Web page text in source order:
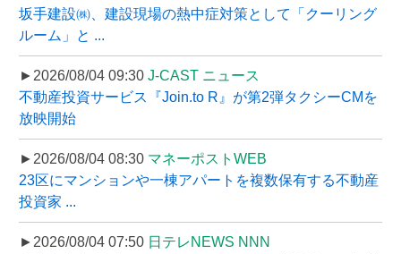
坂手建設㈱、建設現場の熱中症対策として「クーリング
ルーム」と ...
►2026/08/04 09:30 J-CAST ニュース
不動産投資サービス『Join.to R』が第2弾タクシーCMを
放映開始
►2026/08/04 08:30 マネーポストWEB
23区にマンションや一棟アパートを複数保有する不動産
投資家 ...
►2026/08/04 07:50 日テレNEWS NNN